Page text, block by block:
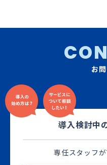
お
導入検討中
専任スタッフ